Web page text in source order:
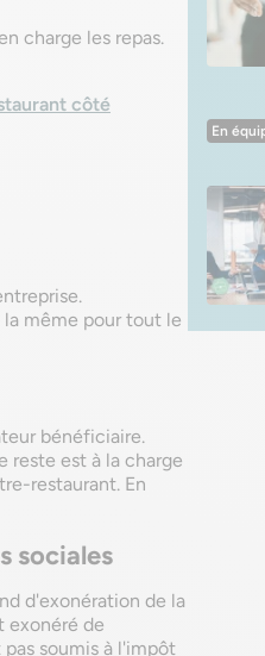
charge les repas.
côté
même pour tout le
bénéficiaire.
reste est à la charge
restaurant. En
sociales
d'exonération de la
exonéré de
soumis à l'impôt
En